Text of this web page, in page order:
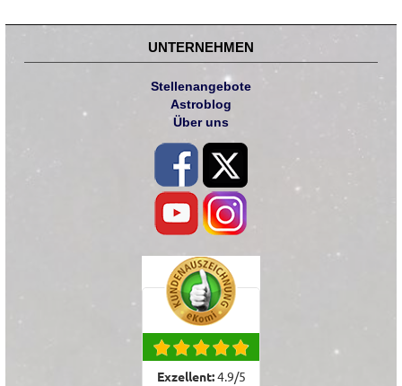
UNTERNEHMEN
Stellenangebote
Astroblog
Über uns
Exzellent:4.9/5